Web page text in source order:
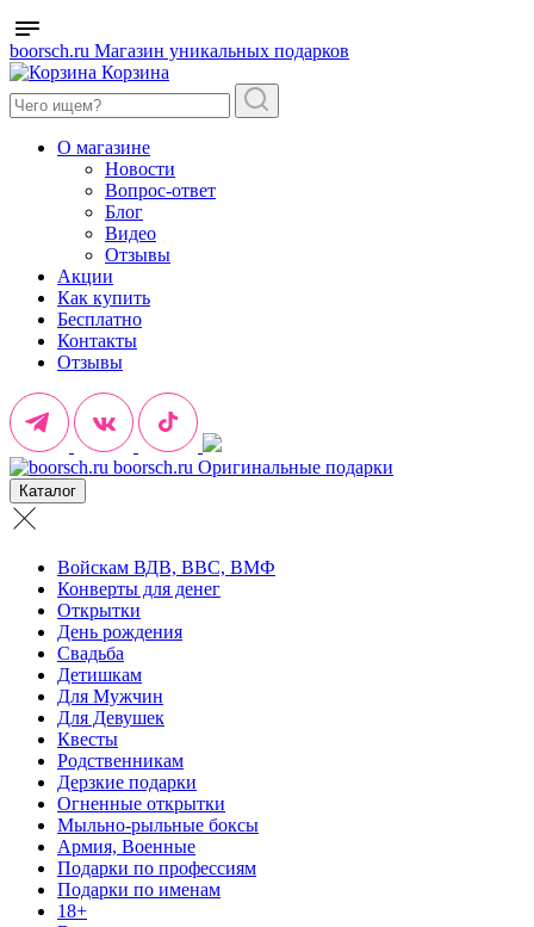
boorsch.ru Магазин уникальных подарков
Корзина
О магазине
Новости
Вопрос-ответ
Блог
Видео
Отзывы
Акции
Как купить
Бесплатно
Контакты
Отзывы
boorsch.ru Оригинальные подарки
Каталог
Войскам ВДВ, ВВС, ВМФ
Конверты для денег
Открытки
День рождения
Свадьба
Детишкам
Для Мужчин
Для Девушек
Квесты
Родственникам
Дерзкие подарки
Огненные открытки
Мыльно-рыльные боксы
Армия, Военные
Подарки по профессиям
Подарки по именам
18+